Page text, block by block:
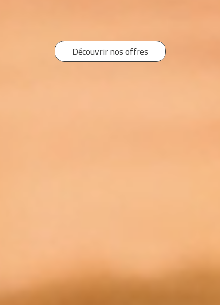
Découvrir nos offres